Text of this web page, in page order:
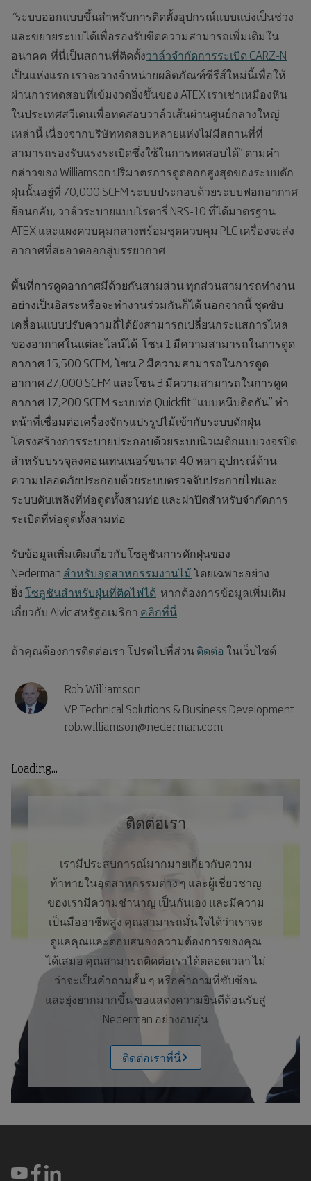
“ระบบออกแบบขึ้นสำหรับการติดตั้งอุปกรณ์แบบแบ่งเป็นช่วง
และขยายระบบได้เพื่อรองรับขีดความสามารถเพิ่มเติมใน
อนาคต ที่นี่เป็นสถานที่ติดตั้งวาล์วจำกัดการระเบิด CARZ-N
เป็นแห่งแรก เราจะวางจำหน่ายผลิตภัณฑ์ซีรีส์ใหม่นี้เพื่อให้
ผ่านการทดสอบที่เข้มงวดยิ่งขึ้นของ ATEX เราเช่าเหมืองหิน
ในประเทศสวีเดนเพื่อทดสอบวาล์วเส้นผ่านศูนย์กลางใหญ่
เหล่านี้ เนื่องจากบริษัททดสอบหลายแห่งไม่มีสถานที่ที่
สามารถรองรับแรงระเบิดซึ่งใช้ในการทดสอบได้” ตามคำ
กล่าวของ Williamson ปริมาตรการดูดออกสูงสุดของระบบดัก
ฝุ่นนั้นอยู่ที่ 70,000 SCFM ระบบประกอบด้วยระบบฟอกอากาศ
ย้อนกลับ, วาล์วระบายแบบโรตารี่ NRS-10 ที่ได้มาตรฐาน
ATEX และแผงควบคุมกลางพร้อมชุดควบคุม PLC เครื่องจะส่ง
อากาศที่สะอาดออกสู่บรรยากาศ
พื้นที่การดูดอากาศมีด้วยกันสามส่วน ทุกส่วนสามารถทำงาน
อย่างเป็นอิสระหรือจะทำงานร่วมกันก็ได้ นอกจากนี้ ชุดขับ
เคลื่อนแบบปรับความถี่ได้ยังสามารถเปลี่ยนกระแสการไหล
ของอากาศในแต่ละไลน์ได้ โซน 1 มีความสามารถในการดูด
อากาศ 15,500 SCFM, โซน 2 มีความสามารถในการดูด
อากาศ 27,000 SCFM และโซน 3 มีความสามารถในการดูด
อากาศ 17,200 SCFM ระบบท่อ Quickfit “แบบหนีบติดกัน” ทำ
หน้าที่เชื่อมต่อเครื่องจักรแปรรูปไม้เข้ากับระบบดักฝุ่น
โครงสร้างการระบายประกอบด้วยระบบนิวเมติกแบบวงจรปิด
สำหรับบรรจุลงคอนเทนเนอร์ขนาด 40 หลา อุปกรณ์ด้าน
ความปลอดภัยประกอบด้วยระบบตรวจจับประกายไฟและ
ระบบดับเพลิงที่ท่อดูดทั้งสามท่อ และฝาปิดสำหรับจำกัดการ
ระเบิดที่ท่อดูดทั้งสามท่อ
รับข้อมูลเพิ่มเติมเกี่ยวกับโซลูชันการดักฝุ่นของ
Nederman สำหรับอุตสาหกรรมงานไม้โดยเฉพาะอย่าง
ยิ่งโซลูชันสำหรับฝุ่นที่ติดไฟได้ หากต้องการข้อมูลเพิ่มเติม
เกี่ยวกับ Alvic สหรัฐอเมริกา คลิกที่นี่
ถ้าคุณต้องการติดต่อเรา โปรดไปที่ส่วนติดต่อ ในเว็บไซต์
Rob Williamson
VP Technical Solutions & Business Development
rob.williamson@nederman.com
Loading...
ติดต่อเรา
เรามีประสบการณ์มากมายเกี่ยวกับความ
ท้าทายในอุตสาหกรรมต่าง ๆ และผู้เชี่ยวชาญ
ของเรามีความชำนาญ เป็นกันเอง และมีความ
เป็นมืออาชีพสูง คุณสามารถมั่นใจได้ว่าเราจะ
ดูแลคุณและตอบสนองความต้องการของคุณ
ได้เสมอ คุณสามารถติดต่อเราได้ตลอดเวลา ไม่
ว่าจะเป็นคำถามสั้น ๆ หรือคำถามที่ซับซ้อน
และยุ่งยากมากขึ้น ขอแสดงความยินดีต้อนรับสู่
Nederman อย่างอบอุ่น
ติดต่อเราที่นี่